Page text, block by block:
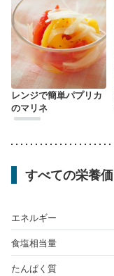
レンジで簡単パプリカ
のマリネ
すべての栄養価
エネルギー
食塩相当量
たんぱく質